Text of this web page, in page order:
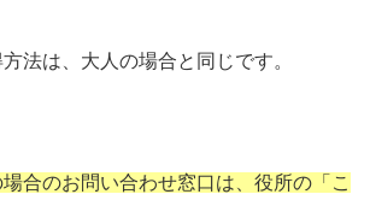
法は、大人の場合と同じです。
合のお問い合わせ窓口は、役所の「こ